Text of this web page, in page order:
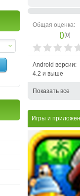
Общая оценка:
0(0)
Android версии:
4.2 и выше
Показать все
Игры и